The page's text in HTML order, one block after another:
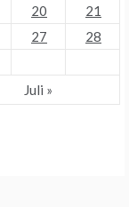
20
21
27
28
Juli »